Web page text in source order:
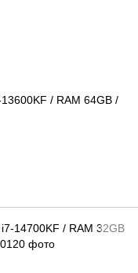
/ RAM 64GB /